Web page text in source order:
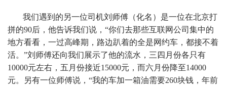
我们遇到的另一位司机刘师傅（化名）是一位在北京打
拼的90后，他告诉我们说，“你们去那些互联网公司集中的
地方看看，一过高峰期，路边趴着的全是网约车，都接不着
活。”刘师傅还向我们展示了他的流水，三四月份各只有
10000元左右，五月份接近15000元，而六月份降至14000
元。另有一位师傅说，“我的车加一箱油需要260块钱，年前